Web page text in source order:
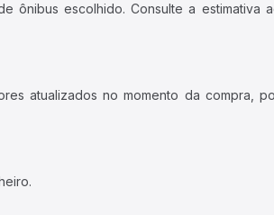
escolhido. Consulte a estimativa
atualizados no momento da compra,